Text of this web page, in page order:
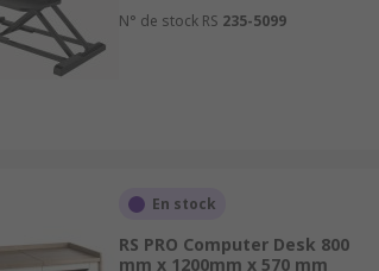
in our range there are options
monitor housings.
which are made up of many
N° de stock RS 235-5099
En stock
RS PRO Computer Desk 800
mm x 1200mm x 570 mm